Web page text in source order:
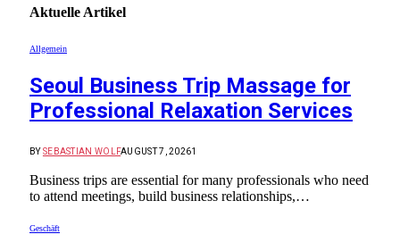
Aktuelle Artikel
Allgemein
Seoul Business Trip Massage for
Professional Relaxation Services
BY SEBASTIAN WOLFAUGUST 7, 20261
Business trips are essential for many professionals who need
to attend meetings, build business relationships,…
Geschäft